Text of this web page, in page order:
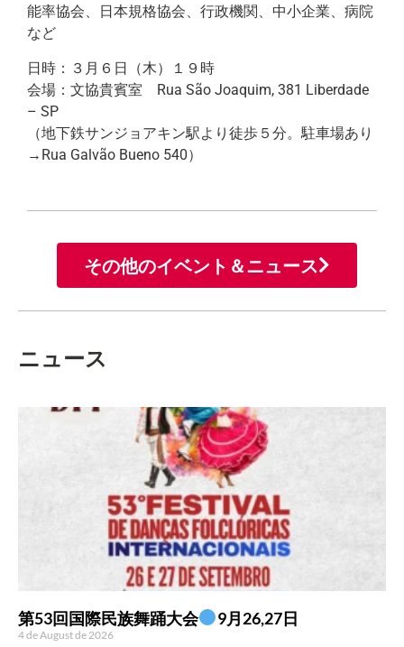
能率協会、日本規格協会、行政機関、中小企業、病院
など
日時：３月６日（木）１９時
会場：文協貴賓室 Rua São Joaquim, 381 Liberdade
– SP
（地下鉄サンジョアキン駅より徒歩５分。駐車場あり
→Rua Galvão Bueno 540）
その他のイベント＆ニュース
ニュース
第53回国際民族舞踊大会 9月26,27日
4 de August de 2026